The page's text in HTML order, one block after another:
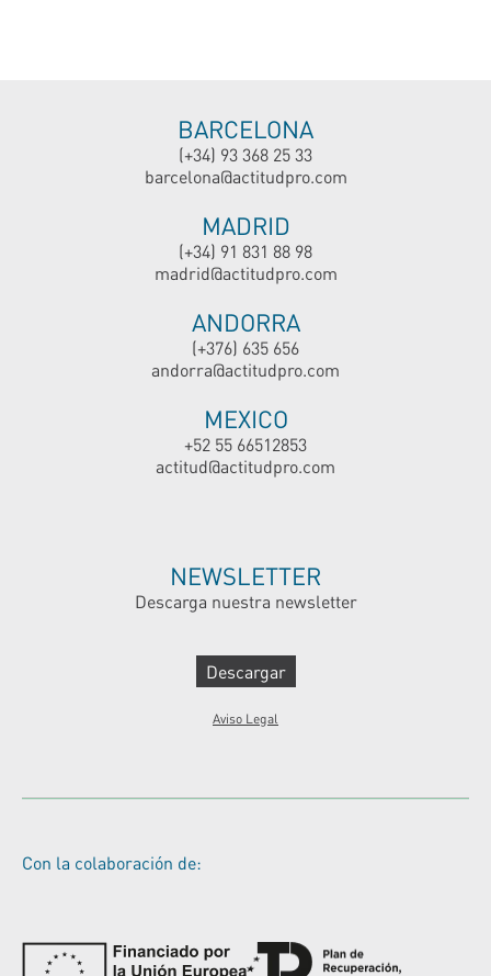
BARCELONA
(+34) 93 368 25 33
barcelona@actitudpro.com
MADRID
(+34) 91 831 88 98
madrid@actitudpro.com
ANDORRA
(+376) 635 656
andorra@actitudpro.com
MEXICO
+52 55 66512853
actitud@actitudpro.com
NEWSLETTER
Descarga nuestra newsletter
Descargar
Aviso Legal
Con la colaboración de: